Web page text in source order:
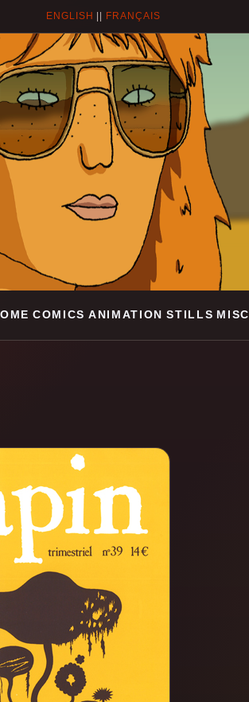
ENGLISH FRANÇAIS
COMICS ANIMATION STILLS MISC